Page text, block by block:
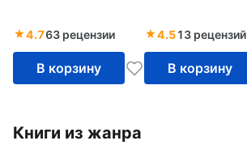
4.763 рецензии
В корзину
4.513 рецензий
В корзину
Книги из жанра